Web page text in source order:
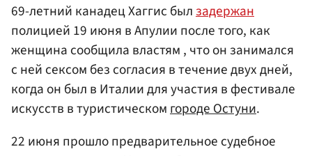
69-летний канадец Хаггис был задержан
полицией 19 июня в Апулии после того, как
женщина сообщила властям , что он занимался
с ней сексом без согласия в течение двух дней,
когда он был в Италии для участия в фестивале
искусств в туристическом городе Остуни.
22 июня прошло предварительное судебное